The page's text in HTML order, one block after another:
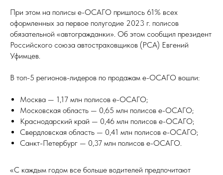
При этом на полисы е-ОСАГО пришлось 61% всех
оформленных за первое полугодие 2023 г. полисов
обязательной «автогражданки». Об этом сообщил президент
Российского союза автостраховщиков (РСА) Евгений
Уфимцев.
В топ-5 регионов-лидеров по продажам е-ОСАГО вошли:
Москва — 1,17 млн полисов е-ОСАГО;
Московская область — 0,65 млн полисов е-ОСАГО;
Краснодарский край — 0,46 млн полисов е-ОСАГО;
Свердловская область — 0,41 млн полисов е-ОСАГО;
Санкт-Петербург — 0,37 млн полисов е-ОСАГО.
«С каждым годом все больше водителей предпочитают